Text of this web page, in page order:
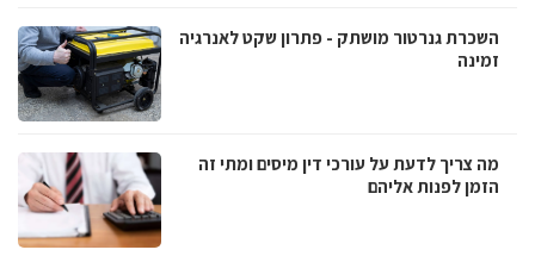
השכרת גנרטור מושתק - פתרון שקט לאנרגיה
זמינה
מה צריך לדעת על עורכי דין מיסים ומתי זה
הזמן לפנות אליהם